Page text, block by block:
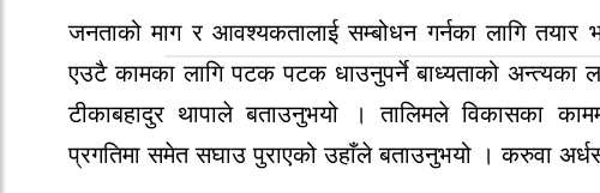
जनताको माग र आवश्यकतालाई सम्बोधन गर्नका लागि
एउटै कामका लागि पटक पटक धाउनुपर्ने बाध्यताको अन्त्यका
टीकाबहादुर थापाले बताउनुभयो । तालिमले विकासका
प्रगतिमा समेत सघाउ पुराएको उहाँले बताउनुभयो । करुवा